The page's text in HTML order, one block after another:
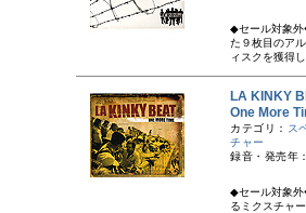
◆セール対象外
た９枚目のア
ィスクを獲得
LA KINKY
One More
カテゴリ： ス
チャー
録音・発売年
◆セール対象外
るミクスチャ